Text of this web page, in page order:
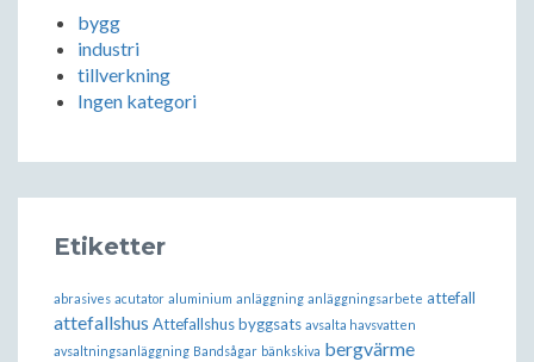
bygg
industri
tillverkning
Ingen kategori
Etiketter
abrasives acutator aluminium anläggning anläggningsarbete attefall
attefallshus Attefallshus byggsats avsalta havsvatten
avsaltningsanläggning Bandsågar bänkskiva bergvärme